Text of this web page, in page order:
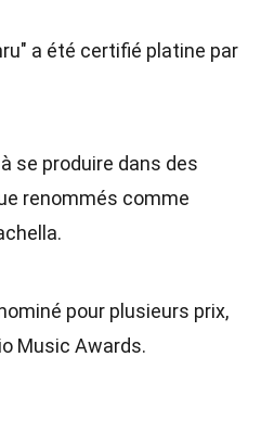
a été certifié platine par
se produire dans des
renommés comme
pour plusieurs prix,
Music Awards.